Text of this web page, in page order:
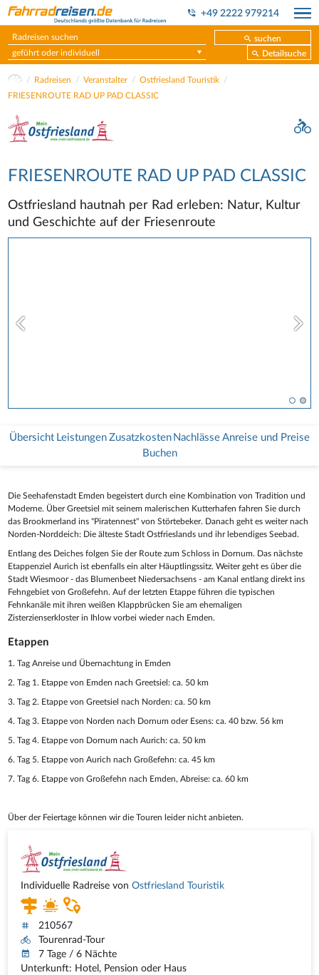
+49 2222 979214
suchen
geführt oder individuell
Detailsuche
Radreisen Veranstalter
Ostfriesland Touristik
FRIESENROUTE RAD UP PAD CLASSIC
FRIESENROUTE RAD UP PAD CLASSIC
Ostfriesland hautnah per Rad erleben: Natur, Kultur
und Geschichte auf der Friesenroute
Übersicht Leistungen Zusatzkosten Nachlässe Anreise und Preise
Buchen
Die Seehafenstadt Emden begeistert durch eine Kombination von Tradition und
Moderne. Über Greetsiel mit seinem malerischen Kutterhafen fahren Sie durch
das Brookmerland ins "Piratennest" von Störtebeker. Danach geht es weiter nach
Norden-Norddeich: Die älteste Stadt Ostfrieslands und ihr lebendiges Seebad.
Entlang des Deiches folgen Sie der Route zum Schloss in Dornum. Das nächste
Etappenziel Aurich ist ebenfalls ein alter Häuptlingssitz. Weiter geht es über die
Stadt Wiesmoor - das Blumenbeet Niedersachsens - am Kanal entlang direkt ins
Fehngebiet von Großefehn. Auf der letzten Etappe führen die typischen
Fehnkanäle mit ihren weißen Klappbrücken Sie am ehemaligen
Zisterzienserkloster in Ihlow vorbei wieder nach Emden.
Etappen
1. Tag Anreise und Übernachtung in Emden
2. Tag 1. Etappe von Emden nach Greetsiel: ca. 50 km
3. Tag 2. Etappe von Greetsiel nach Norden: ca. 50 km
4. Tag 3. Etappe von Norden nach Dornum oder Esens: ca. 40 bzw. 56 km
5. Tag 4. Etappe von Dornum nach Aurich: ca. 50 km
6. Tag 5. Etappe von Aurich nach Großefehn: ca. 45 km
7. Tag 6. Etappe von Großefehn nach Emden, Abreise: ca. 60 km
Über der Feiertage können wir die Touren leider nicht anbieten.
Individuelle Radreise vonOstfriesland Touristik
210567
Tourenrad-Tour
7 Tage / 6 Nächte
Unterkunft: Hotel, Pension oder Haus